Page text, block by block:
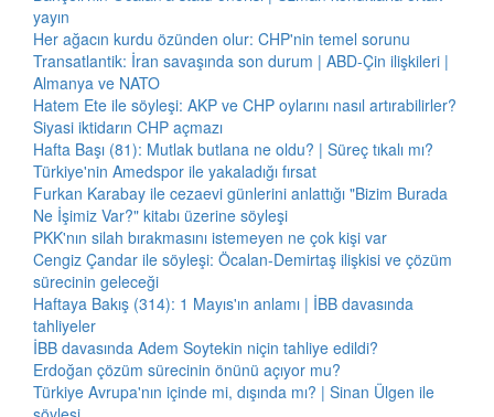
yayın
Her ağacın kurdu özünden olur: CHP'nin temel sorunu
Transatlantik: İran savaşında son durum | ABD-Çin ilişkileri |
Almanya ve NATO
Hatem Ete ile söyleşi: AKP ve CHP oylarını nasıl artırabilirler?
Siyasi iktidarın CHP açmazı
Hafta Başı (81): Mutlak butlana ne oldu? | Süreç tıkalı mı?
Türkiye'nin Amedspor ile yakaladığı fırsat
Furkan Karabay ile cezaevi günlerini anlattığı "Bizim Burada
Ne İşimiz Var?" kitabı üzerine söyleşi
PKK'nın silah bırakmasını istemeyen ne çok kişi var
Cengiz Çandar ile söyleşi: Öcalan-Demirtaş ilişkisi ve çözüm
sürecinin geleceği
Haftaya Bakış (314): 1 Mayıs'ın anlamı | İBB davasında
tahliyeler
İBB davasında Adem Soytekin niçin tahliye edildi?
Erdoğan çözüm sürecinin önünü açıyor mu?
Türkiye Avrupa'nın içinde mi, dışında mı? | Sinan Ülgen ile